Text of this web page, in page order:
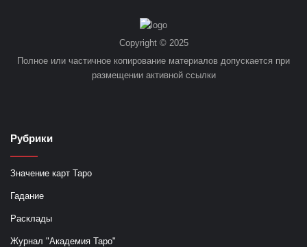
Copyright © 2025
Полное или частичное копирование материалов допускается при
размещении активной ссылки
Рубрики
Значение карт Таро
Гадание
Расклады
Журнал "Академия Таро"